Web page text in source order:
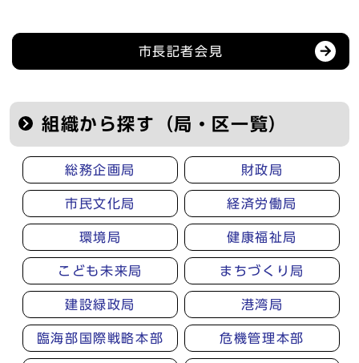
市長記者会見
組織から探す（局・区一覧）
総務企画局 財政局
市民文化局 経済労働局
環境局 健康福祉局
こども未来局 まちづくり局
建設緑政局 港湾局
臨海部国際戦略本部 危機管理本部